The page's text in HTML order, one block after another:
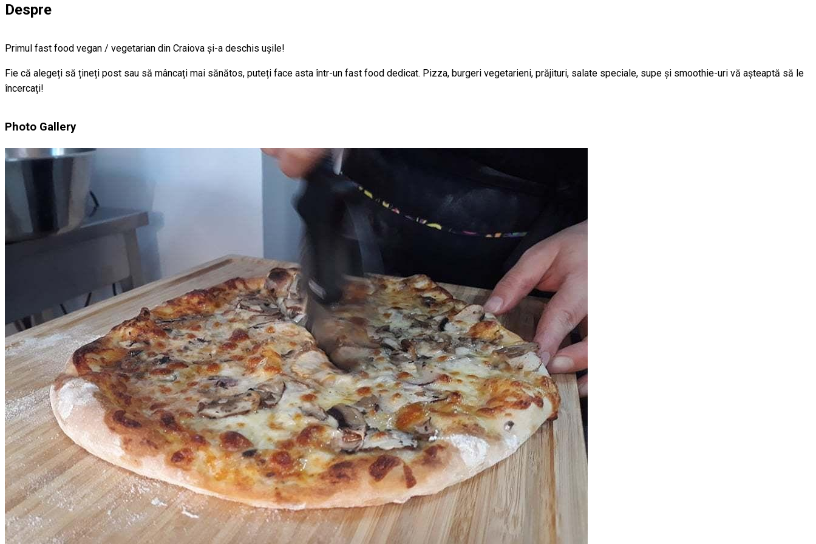
Despre
Primul fast food vegan / vegetarian din Craiova și-a deschis ușile!
Fie că alegeți să țineți post sau să mâncați mai sănătos, puteți face asta într-un fast food dedicat. Pizza, burgeri vegetarieni, prăjituri, salate speciale, supe și smoothie-uri vă așteaptă să le
încercați!
Photo Gallery